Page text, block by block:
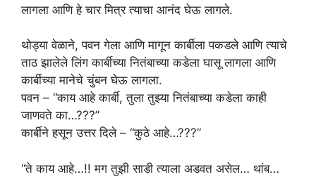
लागला आणि हे चार मित्र त्याचा आनंद घेऊ लागले.
थोड्या वेळाने, पवन गेला आणि मागून कार्बीला पकडले आणि त्याचे
ताठ झालेले लिंग कार्बीच्या नितंबाच्या कडेला घासू लागला आणि
कार्बीच्या मानेचे चुंबन घेऊ लागला.
पवन – “काय आहे कार्बी, तुला तुझ्या नितंबाच्या कडेला काही
जाणवते का…???”
कार्बीने हसून उत्तर दिले – “कुठे आहे…???”
“ते काय आहे…!! मग तुझी साडी त्याला अडवत असेल… थांब…